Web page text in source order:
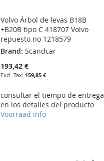
Volvo Árbol de levas B18B
+B20B tipo C 418707 Volvo
repuesto no 1218579
Brand: Scandcar
193,42 €
159,85 €
consultar el tiempo de entrega
en los detalles del producto
Voorraad info